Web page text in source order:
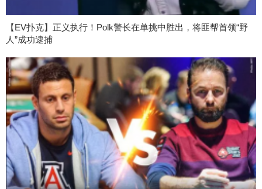
【EV扑克】正义执行！Polk警长在单挑中胜出，将匪帮首领“野
人”成功逮捕